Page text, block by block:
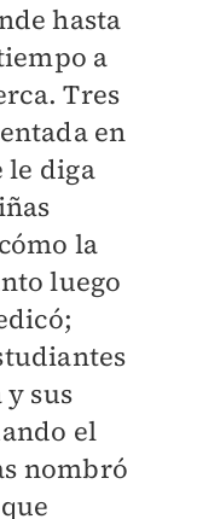
hasta
a
Tres
en
le diga
la
luego
sus
el
nombró